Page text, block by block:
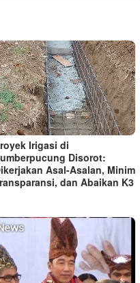
Irigasi di
Disorot:
Asal-Asalan, Minim
dan Abaikan K3